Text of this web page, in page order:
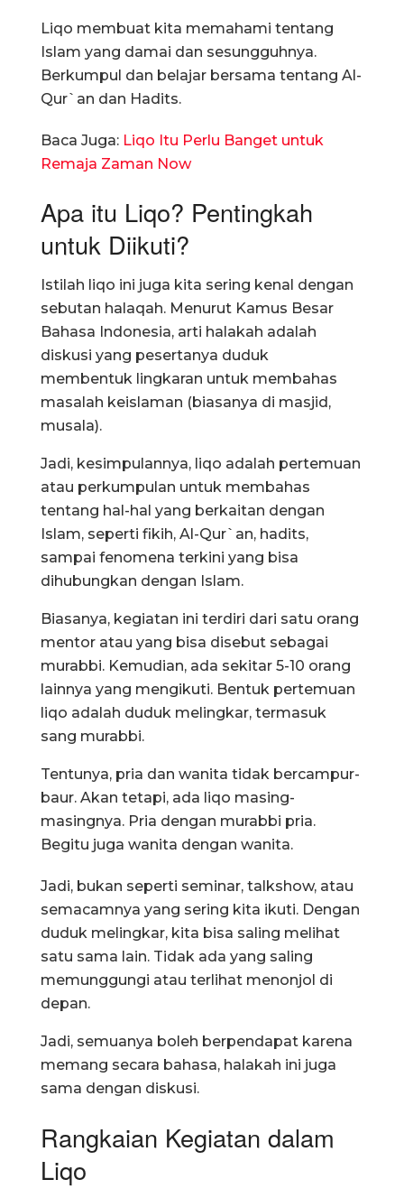
Liqo membuat kita memahami tentang
Islam yang damai dan sesungguhnya.
Berkumpul dan belajar bersama tentang Al-
Qur`an dan Hadits.
Baca Juga: Liqo Itu Perlu Banget untuk
Remaja Zaman Now
Apa itu Liqo? Pentingkah
untuk Diikuti?
Istilah liqo ini juga kita sering kenal dengan
sebutan halaqah. Menurut Kamus Besar
Bahasa Indonesia, arti halakah adalah
diskusi yang pesertanya duduk
membentuk lingkaran untuk membahas
masalah keislaman (biasanya di masjid,
musala).
Jadi, kesimpulannya, liqo adalah pertemuan
atau perkumpulan untuk membahas
tentang hal-hal yang berkaitan dengan
Islam, seperti fikih, Al-Qur`an, hadits,
sampai fenomena terkini yang bisa
dihubungkan dengan Islam.
Biasanya, kegiatan ini terdiri dari satu orang
mentor atau yang bisa disebut sebagai
murabbi. Kemudian, ada sekitar 5-10 orang
lainnya yang mengikuti. Bentuk pertemuan
liqo adalah duduk melingkar, termasuk
sang murabbi.
Tentunya, pria dan wanita tidak bercampur-
baur. Akan tetapi, ada liqo masing-
masingnya. Pria dengan murabbi pria.
Begitu juga wanita dengan wanita.
Jadi, bukan seperti seminar, talkshow, atau
semacamnya yang sering kita ikuti. Dengan
duduk melingkar, kita bisa saling melihat
satu sama lain. Tidak ada yang saling
memunggungi atau terlihat menonjol di
depan.
Jadi, semuanya boleh berpendapat karena
memang secara bahasa, halakah ini juga
sama dengan diskusi.
Rangkaian Kegiatan dalam
Liqo